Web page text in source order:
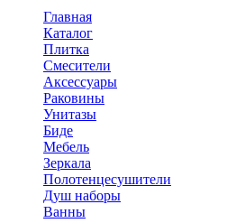
Главная
Каталог
Плитка
Смесители
Аксессуары
Раковины
Унитазы
Биде
Мебель
Зеркала
Полотенцесушители
Душ наборы
Ванны